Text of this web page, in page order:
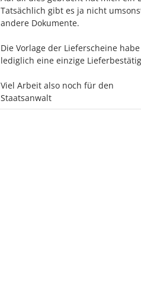
Tatsächlich gibt es ja nicht
andere Dokumente.
Die Vorlage der Lieferscheine
lediglich eine einzige
Viel Arbeit also noch für den
Staatsanwalt